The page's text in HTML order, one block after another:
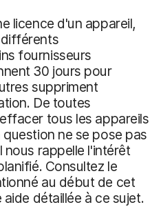
licence d'un appareil,
fournisseurs
30 jours pour
suppriment
De toutes
tous les appareils
ne se pose pas
rappelle l'intérêt
Consultez le
au début de cet
détaillée à ce sujet.